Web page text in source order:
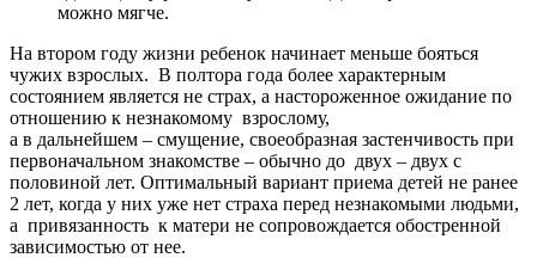
можно мягче.
На втором году жизни ребенок начинает меньше бояться
чужих взрослых. В полтора года более характерным
состоянием является не страх, а настороженное ожидание по
отношению к незнакомому взрослому,
а в дальнейшем – смущение, своеобразная застенчивость при
первоначальном знакомстве – обычно до двух – двух с
половиной лет. Оптимальный вариант приема детей не ранее
2 лет, когда у них уже нет страха перед незнакомыми людьми,
а привязанность к матери не сопровождается обостренной
зависимостью от нее.